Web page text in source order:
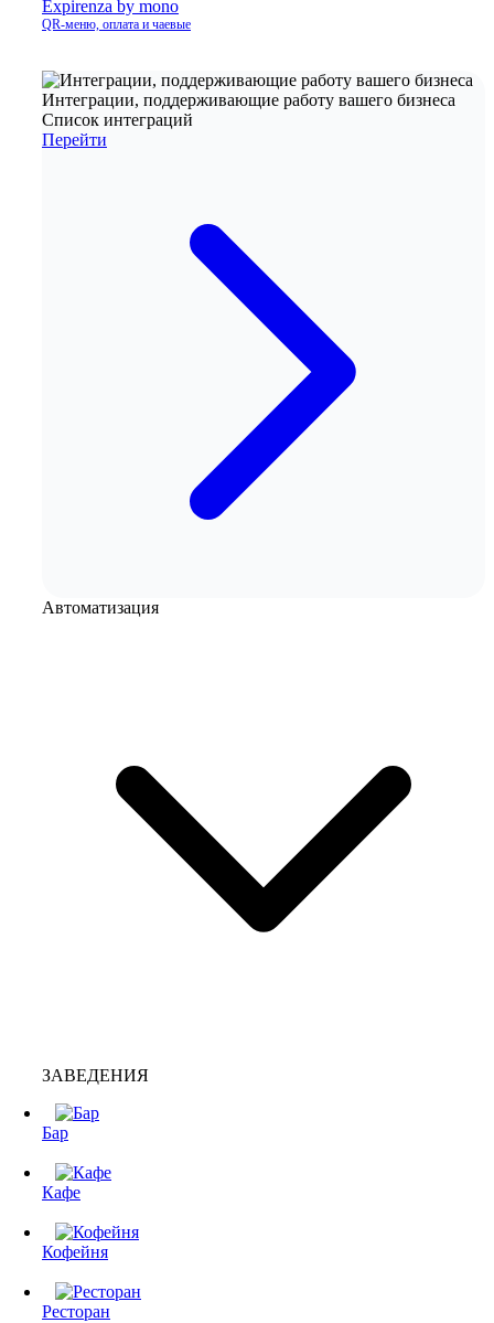
Expirenza by mono
QR‑меню, оплата и чаевые
Интеграции, поддерживающие работу вашего бизнеса
Список интеграций
Перейти
Автоматизация
ЗАВЕДЕНИЯ
Бар
Кафе
Кофейня
Ресторан